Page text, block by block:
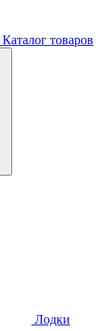
Каталог товаров
Лодки